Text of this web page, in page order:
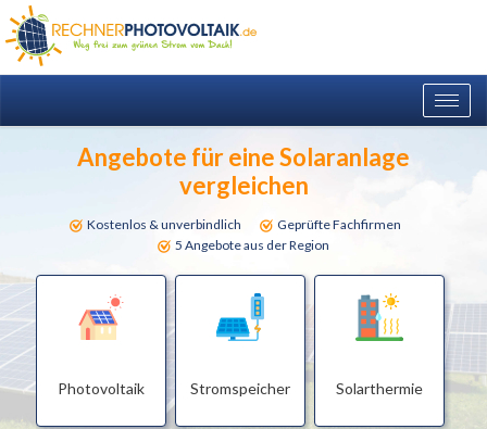
Angebote für eine Solaranlage
vergleichen
Kostenlos & unverbindlich
Geprüfte Fachfirmen
5 Angebote aus der Region
Photovoltaik Stromspeicher Solarthermie